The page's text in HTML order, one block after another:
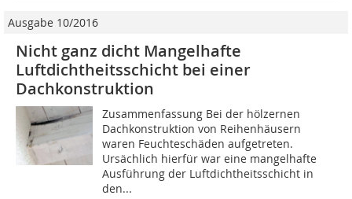
Ausgabe 10/2016
Nicht ganz dicht Mangelhafte
Luftdichtheitsschicht bei einer
Dachkonstruktion
Zusammenfassung Bei der hölzernen
Dachkonstruktion von Reihenhäusern
waren Feuchteschäden aufgetreten.
Ursächlich hierfür war eine mangelhafte
Ausführung der Luftdichtheitsschicht in
den...